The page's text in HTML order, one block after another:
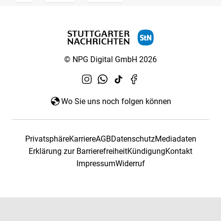
© NPG Digital GmbH 2026
Wo Sie uns noch folgen können
PrivatsphäreKarriereAGBDatenschutzMediadaten
Erklärung zur BarrierefreiheitKündigungKontakt
ImpressumWiderruf